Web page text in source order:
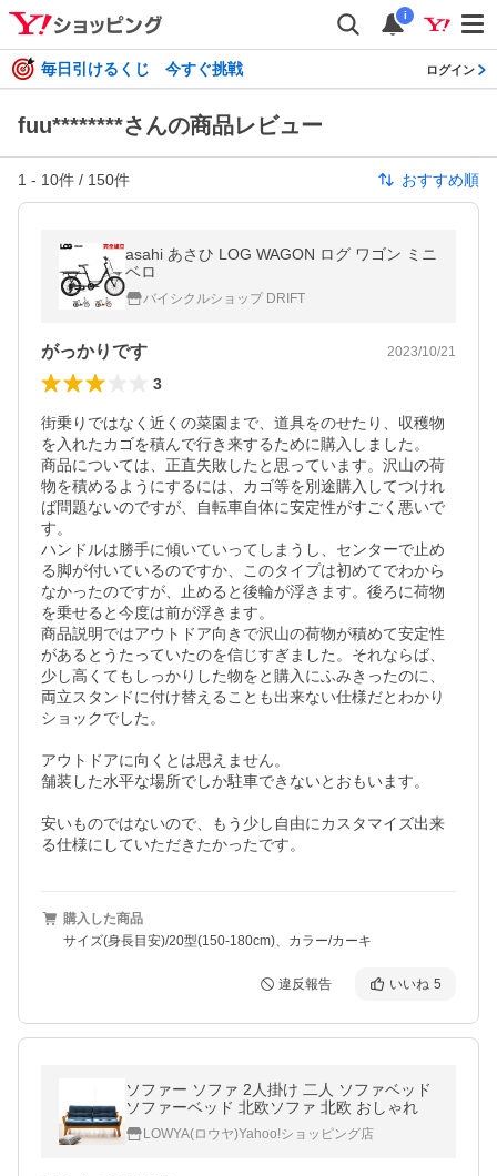
i
毎日引けるくじ 今すぐ挑戦 ログイン
fuu********さんの商品レビュー
1 - 10件 / 150件 おすすめ順
asahi あさひ LOG WAGON ログ ワゴン ミニ
ベロ
バイシクルショップ DRIFT
がっかりです 2023/10/21
3
街乗りではなく近くの菜園まで、道具をのせたり、収穫物
を入れたカゴを積んで行き来するために購入しました。
商品については、正直失敗したと思っています。沢山の荷
物を積めるようにするには、カゴ等を別途購入してつけれ
ば問題ないのですが、自転車自体に安定性がすごく悪いで
す。
ハンドルは勝手に傾いていってしまうし、センターで止め
る脚が付いているのですか、このタイプは初めてでわから
なかったのですが、止めると後輪が浮きます。後ろに荷物
を乗せると今度は前が浮きます。
商品説明ではアウトドア向きで沢山の荷物が積めて安定性
があるとうたっていたのを信じすぎました。それならば、
少し高くてもしっかりした物をと購入にふみきったのに、
両立スタンドに付け替えることも出来ない仕様だとわかり
ショックでした。
アウトドアに向くとは思えません。
舗装した水平な場所でしか駐車できないとおもいます。
安いものではないので、もう少し自由にカスタマイズ出来
購入した商品
サイズ(身長目安)/20型(150-180cm)、カラー/カーキ
違反報告 いいね 5
ソファー ソファ 2人掛け 二人 ソファベッド
ソファーベッド 北欧ソファ 北欧 おしゃれ
LOWYA(ロウヤ)Yahoo!ショッピング店